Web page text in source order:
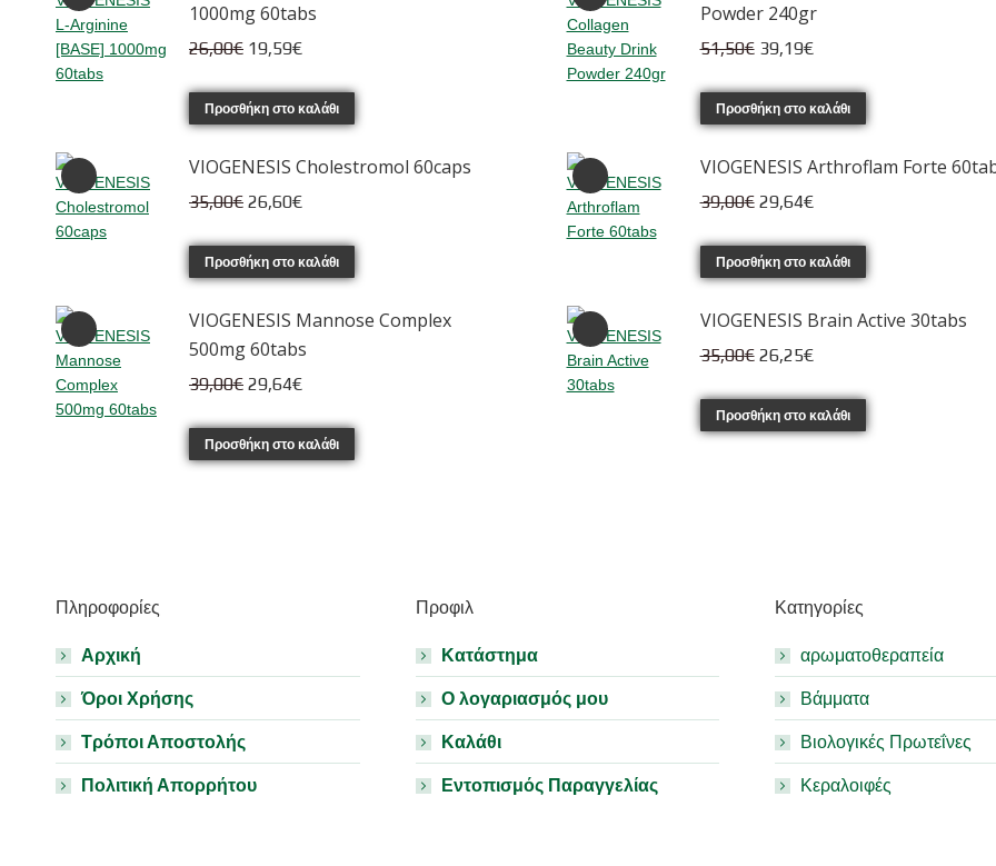
1000mg 60tabs
26,00€ Original
was:
19,59€Η
τιμή
19,59€.
Προσθήκη στο καλάθι
Powder 240gr
51,50€ Original
was:
39,19€Η
τιμή
39,19€.
Προσθήκη στο καλάθι
VIOGENESIS Cholestromol 60caps
35,00€ Original
was:
26,60€Η
τιμή
26,60€.
Προσθήκη στο καλάθι
VIOGENESIS Arthroflam Forte
39,00€ Original
was:
29,64€Η
τιμή
29,64€.
Προσθήκη στο καλάθι
VIOGENESIS Mannose Complex
500mg 60tabs
39,00€ Original
was:
29,64€Η
τιμή
Προσθήκη στο καλάθι
VIOGENESIS Brain Active 30tabs
35,00€ Original
was:
26,25€Η
τιμή
Προσθήκη στο καλάθι
Πληροφορίες
Αρχική
Όροι Χρήσης
Τρόποι Αποστολής
Πολιτική Απορρήτου
Προφιλ
Κατάστημα
Ο λογαριασμός μου
Καλάθι
Εντοπισμός Παραγγελίας
Κατηγορίες
αρωματοθεραπεία
Βάμματα
Βιολογικές Πρωτεΐνες
Κεραλοιφές